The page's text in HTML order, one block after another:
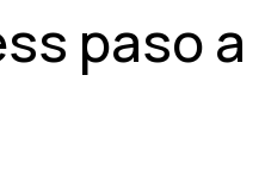
paso a